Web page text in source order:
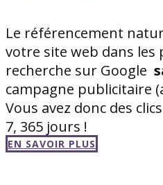
Le référencement
votre site web dans
recherche sur Google
campagne publicitaire
Vous avez donc des
7, 365 jours !
EN SAVOIR PLUS